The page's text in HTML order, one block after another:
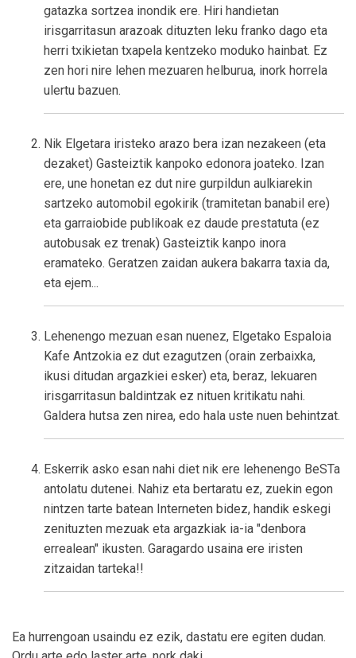
gatazka sortzea inondik ere. Hiri handietan
irisgarritasun arazoak dituzten leku franko dago eta
herri txikietan txapela kentzeko moduko hainbat. Ez
zen hori nire lehen mezuaren helburua, inork horrela
ulertu bazuen.
Nik Elgetara iristeko arazo bera izan nezakeen (eta
dezaket) Gasteiztik kanpoko edonora joateko. Izan
ere, une honetan ez dut nire gurpildun aulkiarekin
sartzeko automobil egokirik (tramitetan banabil ere)
eta garraiobide publikoak ez daude prestatuta (ez
autobusak ez trenak) Gasteiztik kanpo inora
eramateko. Geratzen zaidan aukera bakarra taxia da,
eta ejem...
Lehenengo mezuan esan nuenez, Elgetako Espaloia
Kafe Antzokia ez dut ezagutzen (orain zerbaixka,
ikusi ditudan argazkiei esker) eta, beraz, lekuaren
irisgarritasun baldintzak ez nituen kritikatu nahi.
Galdera hutsa zen nirea, edo hala uste nuen behintzat.
Eskerrik asko esan nahi diet nik ere lehenengo BeSTa
antolatu dutenei. Nahiz eta bertaratu ez, zuekin egon
nintzen tarte batean Interneten bidez, handik eskegi
zenituzten mezuak eta argazkiak ia-ia "denbora
errealean" ikusten. Garagardo usaina ere iristen
zitzaidan tarteka!!
Ea hurrengoan usaindu ez ezik, dastatu ere egiten dudan.